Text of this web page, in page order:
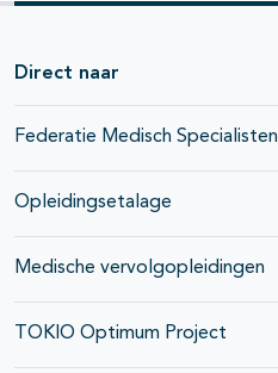
Direct naar
Federatie Medisch Specialisten
Opleidingsetalage
Medische vervolgopleidingen
TOKIO Optimum Project